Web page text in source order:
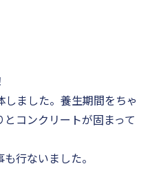
ました。養生期間をちゃ
コンクリートが固まって
行ないました。